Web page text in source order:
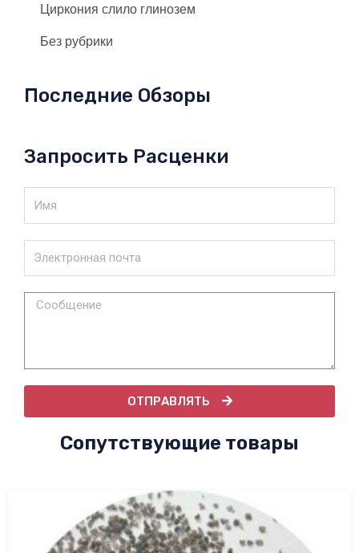
Циркония слило глинозем
Без рубрики
Последние Обзоры
Запросить Расценки
ОТПРАВЛЯТЬ
Сопутствующие товары